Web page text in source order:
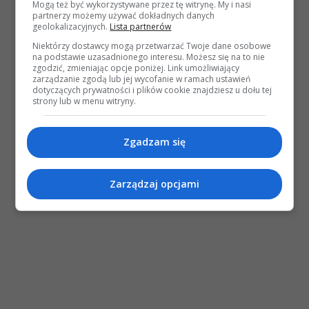
Mogą też być wykorzystywane przez tę witrynę. My i nasi
partnerzy możemy używać dokładnych danych
geolokalizacyjnych. Lista partnerów
Niektórzy dostawcy mogą przetwarzać Twoje dane osobowe
na podstawie uzasadnionego interesu. Możesz się na to nie
zgodzić, zmieniając opcje poniżej. Link umożliwiający
zarządzanie zgodą lub jej wycofanie w ramach ustawień
dotyczących prywatności i plików cookie znajdziesz u dołu tej
strony lub w menu witryny.
Zgadzam się
Zarządzaj opcjami